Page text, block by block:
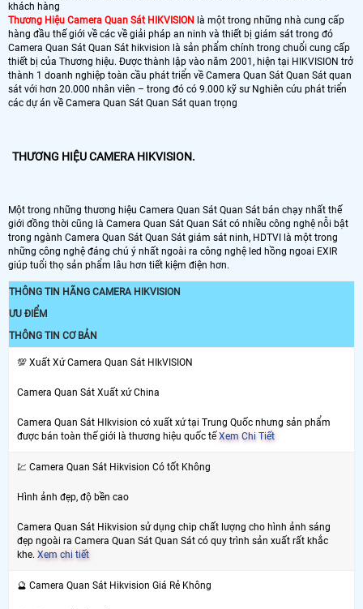
khách hàng
Thương Hiệu Camera Quan Sát HIKVISION là một trong những nhà cung cấp
hàng đầu thế giới về các về giải pháp an ninh và thiết bị giám sát trong đó
Camera Quan Sát Quan Sát hikvision là sản phẩm chính trong chuổi cung cấp
thiết bị của Thương hiệu. Được thành lập vào năm 2001, hiện tại HIKVISION trở
thành 1 doanh nghiệp toàn cầu phát triển về Camera Quan Sát Quan Sát quan
sát với hơn 20.000 nhân viên – trong đó có 9.000 kỹ sư Nghiên cứu phát triển
các dự án về Camera Quan Sát Quan Sát quan trọng
THƯƠNG HIỆU CAMERA HIKVISION.
Một trong những thương hiệu Camera Quan Sát Quan Sát bán chạy nhất thế
giới đồng thời cũng là Camera Quan Sát Quan Sát có nhiều công nghệ nỗi bật
trong ngành Camera Quan Sát Quan Sát giám sát ninh, HDTVI là một trong
những công nghệ đáng chú ý nhất ngoài ra công nghệ led hồng ngoai EXIR
giúp tuổi thọ sản phẩm lâu hơn tiết kiệm điện hơn.
THÔNG TIN HÃNG CAMERA HIKVISION
ƯU ĐIỂM
THÔNG TIN CƠ BẢN
💯 Xuất Xứ Camera Quan Sát HIkVISION
Camera Quan Sát Xuất xứ China
Camera Quan Sát HIkvision có xuất xứ tại Trung Quốc nhưng sản phẩm
được bán toàn thế giới là thương hiệu quốc tế Xem Chi Tiết
💹 Camera Quan Sát Hikvision Có tốt Không
Hình ảnh đẹp, độ bền cao
Camera Quan Sát Hikvision sử dụng chip chất lượng cho hình ảnh sáng
đẹp ngoài ra Camera Quan Sát Quan Sát có quy trình sản xuất rất khắc
khe. Xem chi tiết
🔮 Camera Quan Sát Hikvision Giá Rẻ Không